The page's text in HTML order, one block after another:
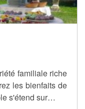
familiale riche
les bienfaits de
s'étend sur…